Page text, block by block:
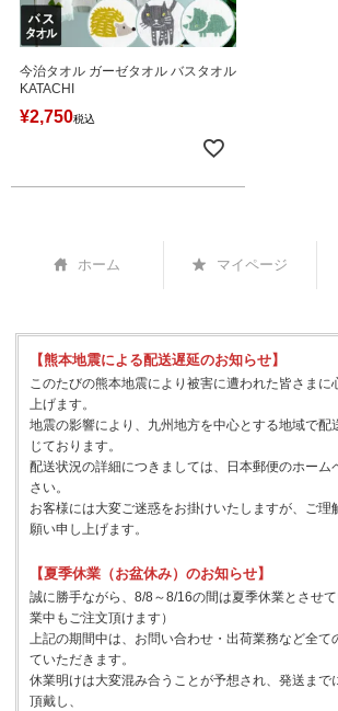
今治タオル ガーゼタオル バスタオル
KATACHI
¥2,750税込
ホーム マイページ
【熊本地震による配送遅延のお知らせ】
このたびの熊本地震により被害に遭われた皆さまに
上げます。
地震の影響により、九州地方を中心とする地域で配
じております。
配送状況の詳細につきましては、日本郵便のホーム
さい。
お客様には大変ご迷惑をお掛けいたしますが、ご理
願い申し上げます。
【夏季休業（お盆休み）のお知らせ】
誠に勝手ながら、8/8～8/16の間は夏季休業とさせ
業中もご注文頂けます）
上記の期間中は、お問い合わせ・出荷業務など全て
ていただきます。
休業明けは大変混み合うことが予想され、発送まで
頂戴し、